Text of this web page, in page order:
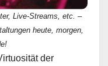
Live-Streams, etc. –
heute, morgen,
der